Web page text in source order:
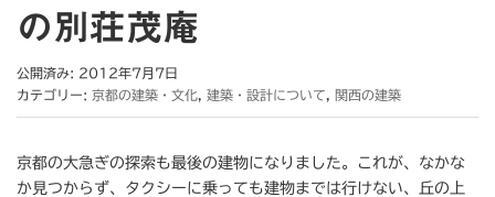
の別荘茂庵
公開済み: 2012年7月7日
カテゴリー: 京都の建築・文化 建築・設計について 関西の建築
京都の大急ぎの探索も最後の建物になりました。これが、なかな
か見つからず、タクシーに乗っても建物までは行けない、丘の上